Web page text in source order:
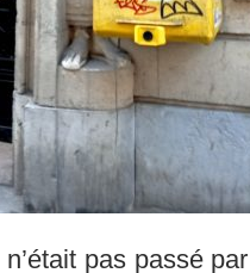
pas passé